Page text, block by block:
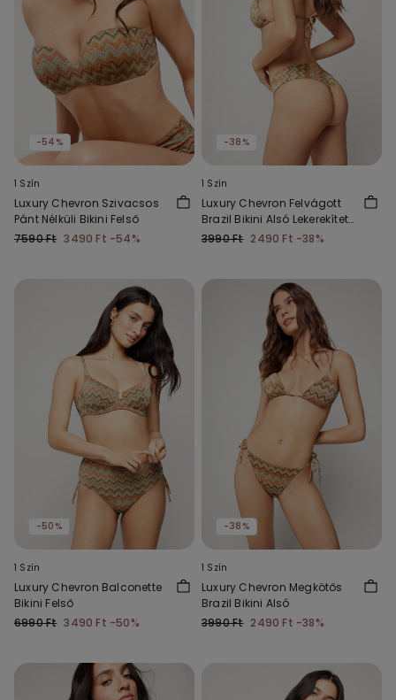
-54%
1 Szín
Luxury Chevron Szivacsos
Pánt Nélküli Bikini Felső
7590 Ft 3490 Ft -54%
-38%
1 Szín
Luxury Chevron Felvágott
Brazil Bikini Alsó Lekerekített
Szabással
3990 Ft 2490 Ft -38%
-50%
1 Szín
Luxury Chevron Balconette
Bikini Felső
6990 Ft 3490 Ft -50%
-38%
1 Szín
Luxury Chevron Megkötős
Brazil Bikini Alsó
3990 Ft 2490 Ft -38%